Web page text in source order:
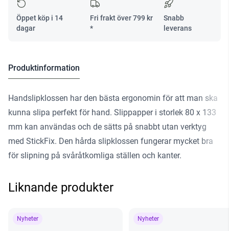
Öppet köp i 14
dagar
Fri frakt över799 kr
*
Snabb
leverans
Produktinformation
Handslipklossen har den bästa ergonomin för att man ska
kunna slipa perfekt för hand. Slippapper i storlek 80 x 133
mm kan användas och de sätts på snabbt utan verktyg
med StickFix. Den hårda slipklossen fungerar mycket bra
för slipning på svåråtkomliga ställen och kanter.
Liknande produkter
Nyheter Nyheter